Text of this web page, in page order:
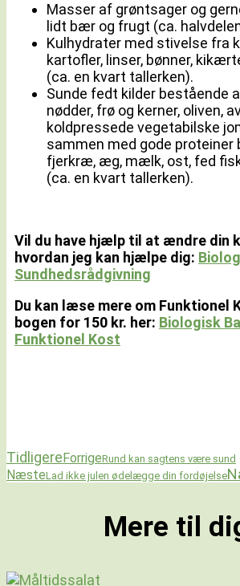
Masser af grøntsager og
lidt bær og frugt (ca.
Kulhydrater med stivelse fra
kartofler, linser, bønner,
(ca. en kvart tallerken).
Sunde fedt kilder bestående
nødder, frø og kerner, oliven,
koldpressede vegetabilske
sammen med gode proteiner
fjerkræ, æg, mælk, ost, fed
(ca. en kvart tallerken).
Vil du have hjælp til at ændre din
hvordan jeg kan hjælpe dig:
Sundhedsrådgivning
Du kan læse mere om Funktionel
bogen for 150 kr. her: Biologisk
Funktionel Kost
Tidligere ForrigeRund kan sagtens være sund
NæsteLad ikke julen ødelægge din fordøjelse
Mere til